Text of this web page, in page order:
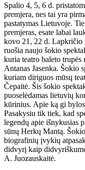
Spalio 4, 5, 6 d.
premjera, nes tai yra
pastatymas Lietuvoje.
premjeras, esate labai
kovo 21, 22 d.
ruošia naujo šokio
kuria teatro baleto
Antanas Jasenka. Šokio
kuriam diriguos mūsų
Čepaitė. Šis šokio
puoselėdamas lietuvių
kūrinius. Apie ką gi
Pasakysiu tik tiek, kad
legendų apie išnykusias
sūnų Herkų Mantą.
biografinių įvykių
didvyrį kaip
A. Juozauskaitė.